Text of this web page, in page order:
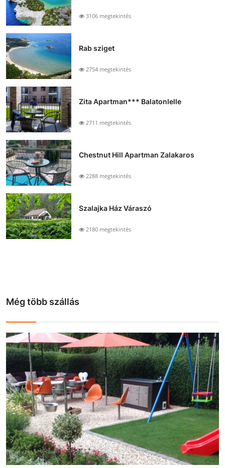
3106 megtekintés
Rab sziget
2754 megtekintés
Zita Apartman*** Balatonlelle
2711 megtekintés
Chestnut Hill Apartman Zalakaros
2288 megtekintés
Szalajka Ház Váraszó
2180 megtekintés
Még több szállás